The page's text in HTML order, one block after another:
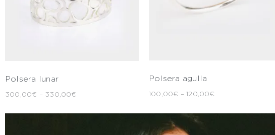
Polsera lunar
300,00€ – 330,00€
Polsera agulla
100,00€ – 120,00€